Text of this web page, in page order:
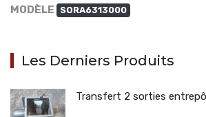
MODÈLE SORA6313000
Les Derniers Produits
Transfert 2 sorties